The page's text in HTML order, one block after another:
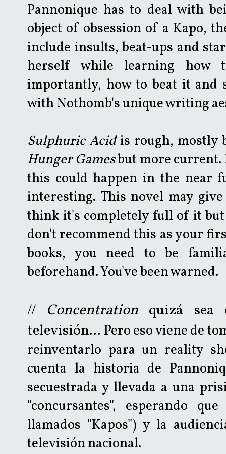
Pannonique has to deal with
object of obsession of a Kapo,
include insults, beat-ups and
herself while learning how
importantly, how to beat it and
with Nothomb's unique writing
Sulphuric Acidis rough, mostly
Hunger Gamesbut more current.
this could happen in the near
interesting. This novel may
think it's completely full of it
don't recommend this as your
books, you need to be
beforehand. You've been warned.
// Concentration quizá
televisión... Pero eso viene de
reinventarlo para un reality
cuenta la historia de
secuestrada y llevada a una
"concursantes", esperando
llamados "Kapos") y la
televisión nacional.